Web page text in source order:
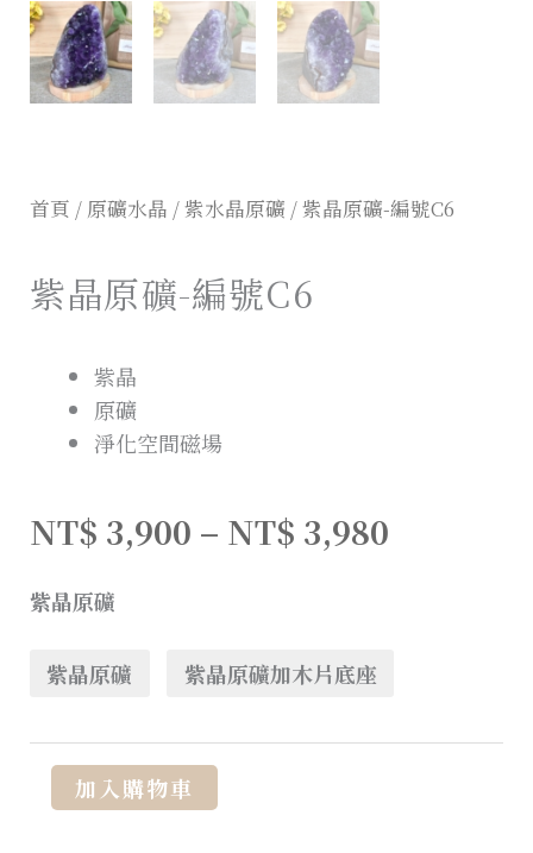
首頁 / 原礦水晶 /紫水晶原礦 / 紫晶原礦-編號C6
紫晶原礦-編號C6
紫晶
原礦
淨化空間磁場
NT$ 3,900 – NT$ 3,980
紫晶原礦
紫晶原礦 紫晶原礦加木片底座
加入購物車